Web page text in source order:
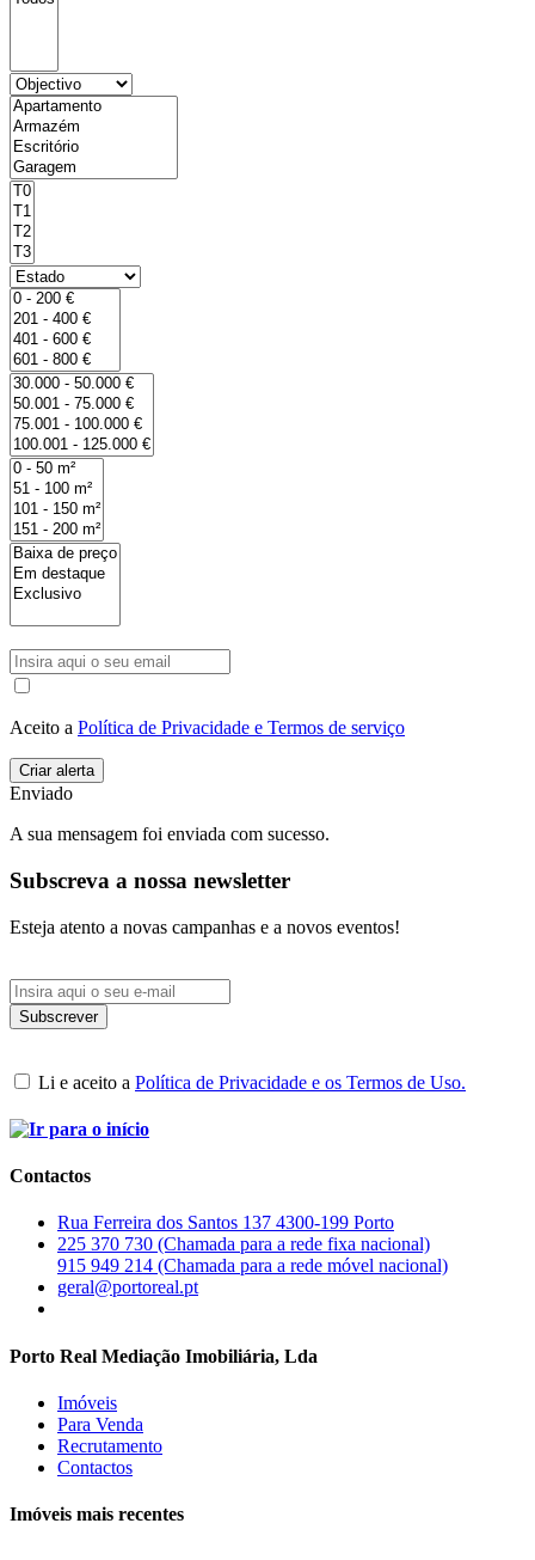
Aceito a Política de Privacidade e Termos de serviço
Enviado
A sua mensagem foi enviada com sucesso.
Subscreva a nossa newsletter
Esteja atento a novas campanhas e a novos eventos!
Li e aceito a Política de Privacidade e os Termos de Uso.
Contactos
Rua Ferreira dos Santos 137 4300-199 Porto
225 370 730 (Chamada para a rede fixa nacional)
915 949 214 (Chamada para a rede móvel nacional)
geral@portoreal.pt
Porto Real Mediação Imobiliária, Lda
Imóveis
Para Venda
Recrutamento
Contactos
Imóveis mais recentes